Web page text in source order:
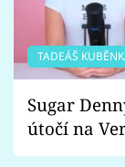
TADEÁŠ
Sugar
útočí na
Proč je